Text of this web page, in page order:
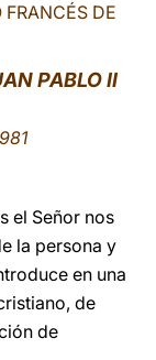
FRANCÉS DE
PABLO II
el Señor nos
la persona y
en una
de
de